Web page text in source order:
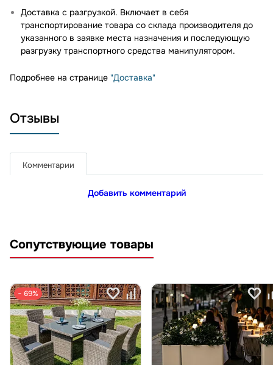
Доставка с разгрузкой. Включает в себя
транспортирование товара со склада производителя до
указанного в заявке места назначения и последующую
разгрузку транспортного средства манипулятором.
Подробнее на странице "Доставка"
Отзывы
Комментарии
Добавить комментарий
Сопутствующие товары
− 69%